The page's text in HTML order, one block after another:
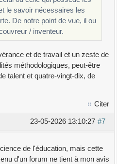
le savoir nécessaires les
De notre point de vue, il ou
/ inventeur.
et de travail et un zeste de
méthodologiques, peut-être
talent et quatre-vingt-dix, de
Citer
#7
23-05-2026 13:10:27
de l'éducation, mais cette
d'un forum ne tient à mon avis